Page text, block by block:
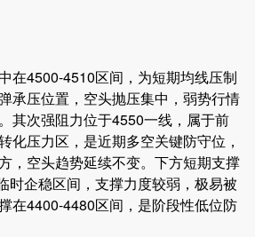
在4500-4510区间，为短期均线压制
承压位置，空头抛压集中，弱势行情
其次强阻力位于4550一线，属于前
化压力区，是近期多空关键防守位，
，空头趋势延续不变。下方短期支撑
时企稳区间，支撑力度较弱，极易被
在4400-4480区间，是阶段性低位防